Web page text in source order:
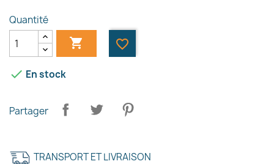
Quantité
 favorite_border
 En stock
Partager
TRANSPORT ET LIVRAISON